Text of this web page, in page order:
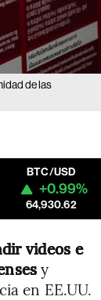
de las
BTC/USD
+0.99%
64,930.62
videos e
y
en EE.UU.